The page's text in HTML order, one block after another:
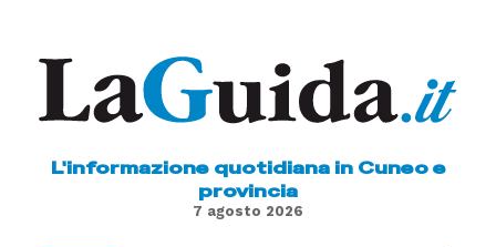
L'informazione quotidiana in Cuneo e
provincia
7 agosto 2026